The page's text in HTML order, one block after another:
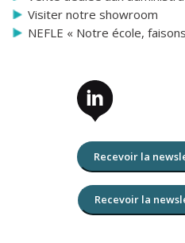
Visiter notre showroom
NEFLE « Notre école,
Recevoir la
Recevoir la